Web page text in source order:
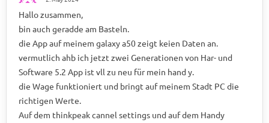
Hallo zusammen,
bin auch geradde am Basteln.
die App auf meinem galaxy a50 zeigt keien Daten an.
vermutlich ahb ich jetzt zwei Generationen von Har- und
Software 5.2 App ist vll zu neu für mein hand y.
die Wage funktioniert und bringt auf meinem Stadt PC die
richtigen Werte.
Auf dem thinkpeak cannel settings und auf dem Handy